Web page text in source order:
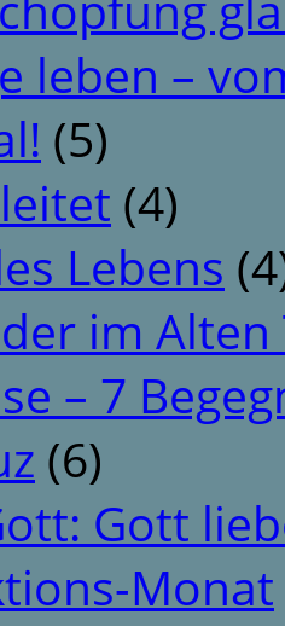
leben –
(5)
(4)
Lebens
im
– 7
(6)
Gott
Monat